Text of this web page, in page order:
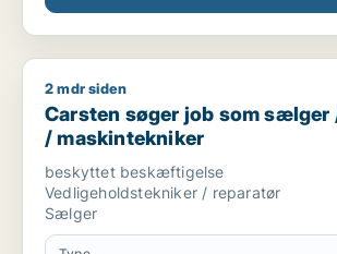
Carsten søger job som sælger /
2 mdr siden
Carsten søger job som
/ maskintekniker
beskyttet beskæftigelse
Vedligeholdstekniker / reparatør
Sælger